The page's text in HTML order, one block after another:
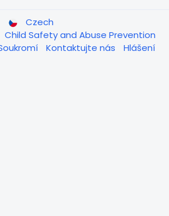
Czech
Child Safety and Abuse Prevention
Kontaktujte nás
Hlášení